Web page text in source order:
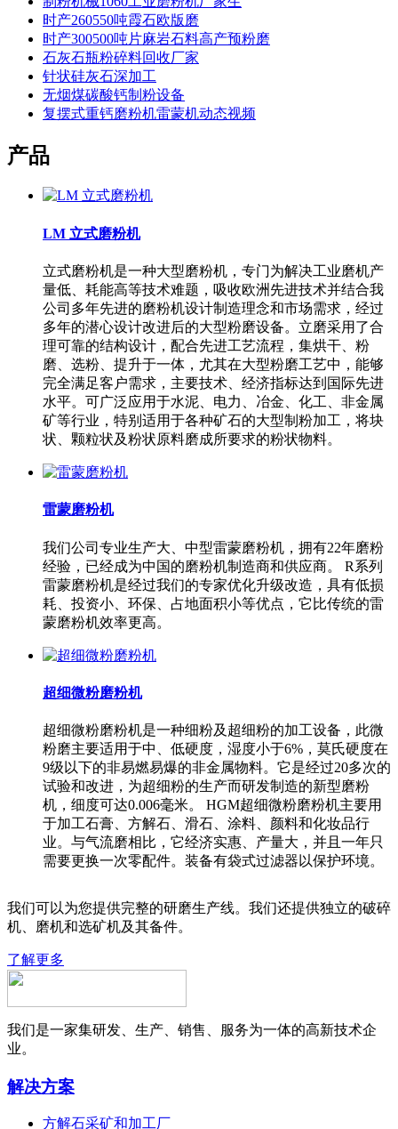
时产260550吨霞石欧版磨
时产300500吨片麻岩石料高产预粉磨
石灰石瓶粉碎料回收厂家
针状硅灰石深加工
无烟煤碳酸钙制粉设备
复摆式重钙磨粉机雷蒙机动态视频
产品
LM 立式磨粉机
立式磨粉机是一种大型磨粉机，专门为解决工业磨机产
量低、耗能高等技术难题，吸收欧洲先进技术并结合我
公司多年先进的磨粉机设计制造理念和市场需求，经过
多年的潜心设计改进后的大型粉磨设备。立磨采用了合
理可靠的结构设计，配合先进工艺流程，集烘干、粉
磨、选粉、提升于一体，尤其在大型粉磨工艺中，能够
完全满足客户需求，主要技术、经济指标达到国际先进
水平。可广泛应用于水泥、电力、冶金、化工、非金属
矿等行业，特别适用于各种矿石的大型制粉加工，将块
状、颗粒状及粉状原料磨成所要求的粉状物料。
雷蒙磨粉机
我们公司专业生产大、中型雷蒙磨粉机，拥有22年磨粉
经验，已经成为中国的磨粉机制造商和供应商。 R系列
雷蒙磨粉机是经过我们的专家优化升级改造，具有低损
耗、投资小、环保、占地面积小等优点，它比传统的雷
蒙磨粉机效率更高。
超细微粉磨粉机
超细微粉磨粉机是一种细粉及超细粉的加工设备，此微
粉磨主要适用于中、低硬度，湿度小于6%，莫氏硬度在
9级以下的非易燃易爆的非金属物料。它是经过20多次的
试验和改进，为超细粉的生产而研发制造的新型磨粉
机，细度可达0.006毫米。 HGM超细微粉磨粉机主要用
于加工石膏、方解石、滑石、涂料、颜料和化妆品行
业。与气流磨相比，它经济实惠、产量大，并且一年只
需要更换一次零配件。装备有袋式过滤器以保护环境。
我们可以为您提供完整的研磨生产线。我们还提供独立的破碎
机、磨机和选矿机及其备件。
了解更多
我们是一家集研发、生产、销售、服务为一体的高新技术企
业。
解决方案
方解石采矿和加工厂